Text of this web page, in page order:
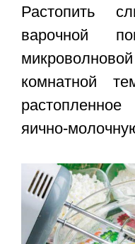
Растопить
варочной
комнатной
яично-